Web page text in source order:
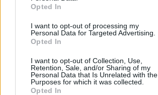
Opted In
I want to opt-out of processing my
Personal Data for Targeted Advertising.
Opted In
I want to opt-out of Collection, Use,
Retention, Sale, and/or Sharing of my
Personal Data that Is Unrelated with the
Purposes for which it was collected.
Opted In